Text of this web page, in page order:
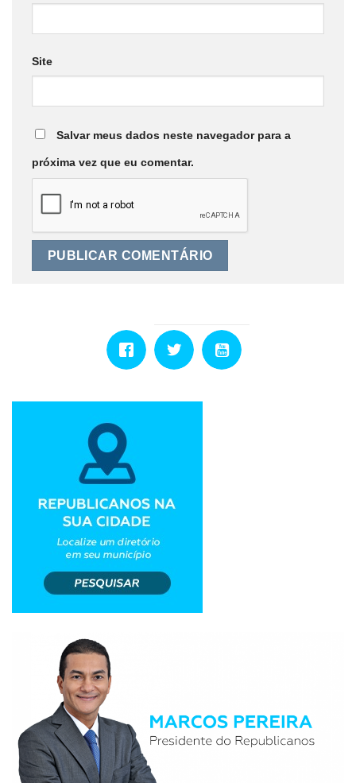
Site
Salvar meus dados neste navegador para a
próxima vez que eu comentar.